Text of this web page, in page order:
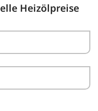
Heizölpreise